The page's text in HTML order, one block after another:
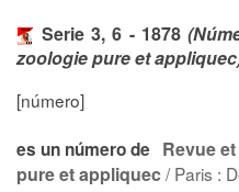
Serie 3, 6 - 1878
zoologie pure et
[número]
es un número de Revue
pure et appliquec / Paris :